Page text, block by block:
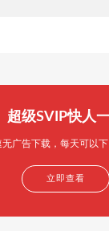
超级SVIP快人
无广告下载，每天可以
立即查看